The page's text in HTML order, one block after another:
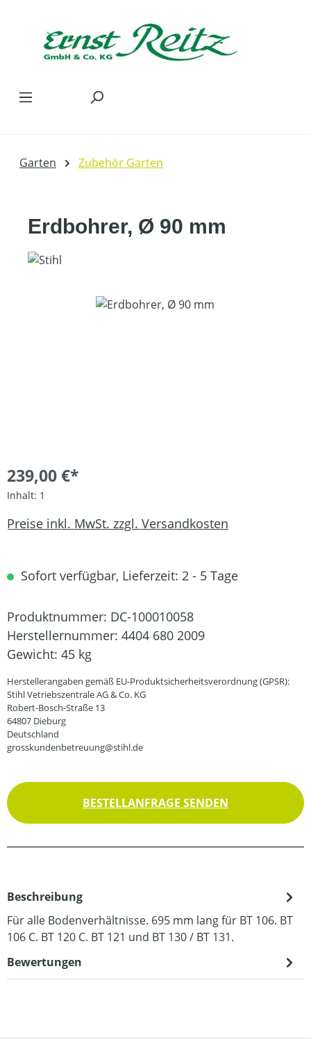
Garten Zubehör Garten
Erdbohrer, Ø 90 mm
Bildergalerie überspringen
239,00 €*
Inhalt: 1
Preise inkl. MwSt. zzgl. Versandkosten
Sofort verfügbar, Lieferzeit: 2 - 5 Tage
Produktnummer: DC-100010058
Herstellernummer: 4404 680 2009
Gewicht: 45 kg
Herstellerangaben gemäß EU-Produktsicherheitsverordnung (GPSR):
Stihl Vetriebszentrale AG & Co. KG
Robert-Bosch-Straße 13
64807 Dieburg
Deutschland
grosskundenbetreuung@stihl.de
BESTELLANFRAGE SENDEN
Beschreibung
Für alle Bodenverhältnisse. 695 mm lang für BT 106. BT
106 C. BT 120 C. BT 121 und BT 130 / BT 131.
Bewertungen